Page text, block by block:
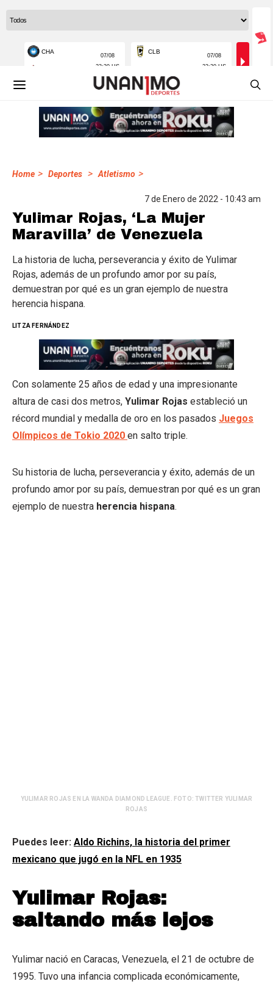
Home > Deportes > Atletismo >
7 de Enero de 2022 - 10:43 am
Yulimar Rojas, ‘La Mujer
Maravilla’ de Venezuela
La historia de lucha, perseverancia y éxito de Yulimar
Rojas, además de un profundo amor por su país,
demuestran por qué es un gran ejemplo de nuestra
herencia hispana.
LITZA FERNÁNDEZ
Con solamente 25 años de edad y una impresionante
altura de casi dos metros, Yulimar Rojas estableció un
récord mundial y medalla de oro en los pasados Juegos
Olímpicos de Tokio 2020 en salto triple.
Su historia de lucha, perseverancia y éxito, además de un
profundo amor por su país, demuestran por qué es un gran
ejemplo de nuestra herencia hispana.
YULIMAR ROJAS EN LA WANDA DIAMOND LEAGUE. FOTO: TWITTER YULIMAR
ROJAS
Puedes leer: Aldo Richins, la historia del primer
mexicano que jugó en la NFL en 1935
Yulimar Rojas:
saltando más lejos
Yulimar nació en Caracas, Venezuela, el 21 de octubre de
1995. Tuvo una infancia complicada económicamente,